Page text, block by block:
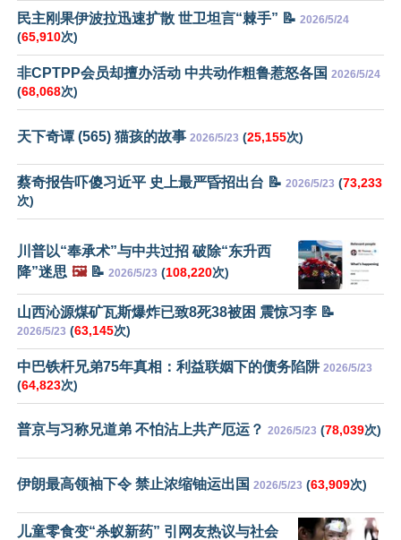
民主刚果伊波拉迅速扩散 世卫坦言“棘手” 📝 2026/5/24
(65,910次)
非CPTPP会员却擅办活动 中共动作粗鲁惹怒各国 2026/5/24
(68,068次)
天下奇谭 (565) 猫孩的故事 2026/5/23 (25,155次)
蔡奇报告吓傻习近平 史上最严昏招出台 📝 2026/5/23 (73,233
次)
川普以“奉承术”与中共过招 破除“东升西
降”迷思 🖼️📝 2026/5/23 (108,220次)
山西沁源煤矿瓦斯爆炸已致8死38被困 震惊习李 📝
2026/5/23 (63,145次)
中巴铁杆兄弟75年真相：利益联姻下的债务陷阱 2026/5/23
(64,823次)
普京与习称兄道弟 不怕沾上共产厄运？ 2026/5/23 (78,039次)
伊朗最高领袖下令 禁止浓缩铀运出国 2026/5/23 (63,909次)
儿童零食变“杀蚁新药” 引网友热议与社会